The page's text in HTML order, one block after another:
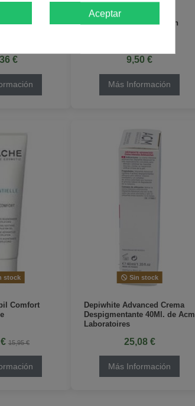
De
€
Cepillo Masaje Bambu En
9,50 €
Más Información
stock
Comfort
15,95 €
Sin stock
Depiwhite Advanced Crema
Despigmentante 40Ml. de Acm
Laboratoires
25,08 €
Más Información
Aceptar